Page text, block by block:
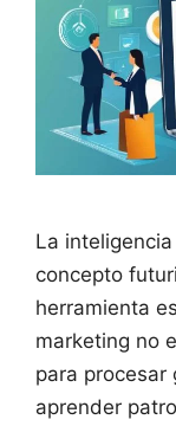
La
concepto
herramienta
marketing no
para procesar
aprender